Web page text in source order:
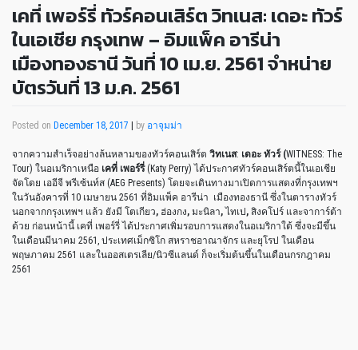
เคที่ เพอร์รี่ ทัวร์คอนเสิร์ต วิทเนส: เดอะ ทัวร์
ในเอเชีย กรุงเทพ – อิมแพ็ค อารีน่า
เมืองทองธานี วันที่ 10 เม.ย. 2561 จำหน่าย
บัตรวันที่ 13 ม.ค. 2561
Posted on December 18, 2017 by อาจุมม่า
จากความสำเร็จอย่างล้นหลามของทัวร์คอนเสิร์ต วิทเนส: เดอะ ทัวร์ (WITNESS: The
Tour) ในอเมริกาเหนือ เคที่ เพอร์รี่(Katy Perry) ได้ประกาศทัวร์คอนเสิร์ตนี้ในเอเชีย
จัดโดย เออีจี พรีเซ้นท์ส (AEG Presents) โดยจะเดินทางมาเปิดการแสดงที่กรุงเทพฯ
ในวันอังคารที่ 10 เมษายน 2561 ที่อิมแพ็ค อารีน่า เมืองทองธานี ซึ่งในตารางทัวร์
นอกจากกรุงเทพฯ แล้ว ยังมี โตเกียว, ฮ่องกง, มะนิลา, ไทเป , สิงคโปร์ และจาการ์ต้า
ด้วย ก่อนหน้านี้ เคที่ เพอร์รี่ ได้ประกาศเพิ่มรอบการแสดงในอเมริกาใต้ ซึ่งจะมีขึ้น
ในเดือนมีนาคม 2561, ประเทศเม็กซิโก สหราชอาณาจักร และยุโรป ในเดือน
พฤษภาคม 2561 และในออสเตรเลีย/นิวซีแลนด์ ก็จะเริ่มต้นขึ้นในเดือนกรกฎาคม
2561